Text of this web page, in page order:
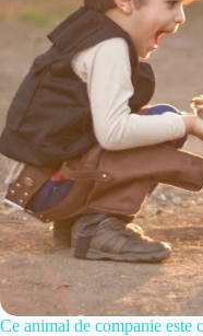
Ce animal de companie